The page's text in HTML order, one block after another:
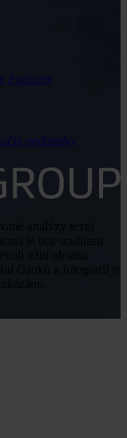
Podcasty
podmínky
článků a fotografií je